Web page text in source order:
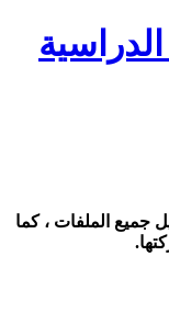
جميع الملفات ، كما